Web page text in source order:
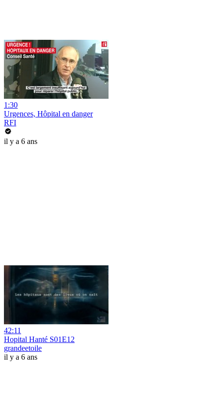
1:30
Urgences, Hôpital en danger
RFI
il y a 6 ans
42:11
Hopital Hanté S01E12
grandeetoile
il y a 6 ans